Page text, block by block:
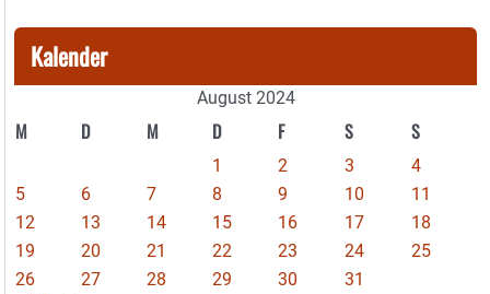
Kalender
August 2024
M D M D F S S
1 2 3
4
5
6 7 8 9 10
11
12
13 14 15 16 17
18
19
20 21 22 23 24
25
26
27 28 29 30
31